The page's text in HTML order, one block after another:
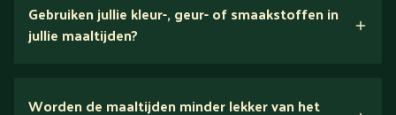
Gebruiken jullie kleur-, geur- of smaakstoffen in
jullie maaltijden?
Worden de maaltijden minder lekker van het